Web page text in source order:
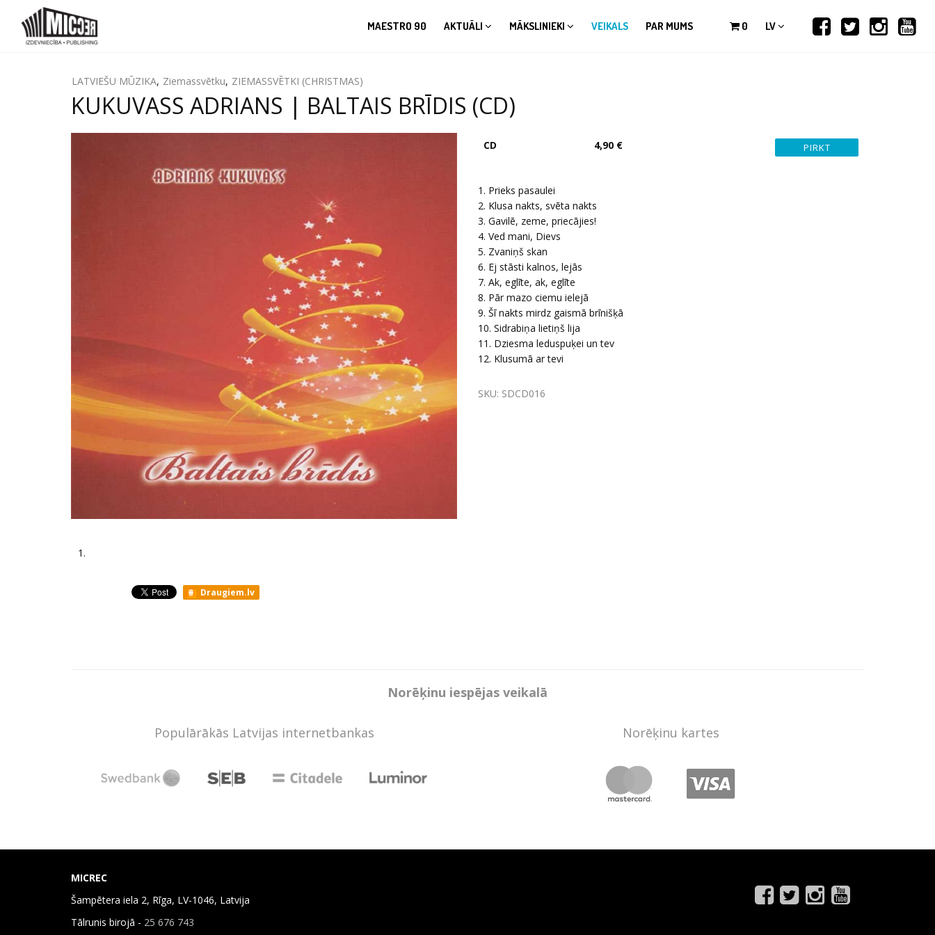
MAESTRO 90 AKTUĀLI MĀKSLINIEKI VEIKALS PAR MUMS 0 LV
LATVIEŠU MŪZIKA, Ziemassvētku, ZIEMASSVĒTKI (CHRISTMAS)
KUKUVASS ADRIANS | BALTAIS BRĪDIS (CD)
CD 4,90 €
1. Prieks pasaulei
2. Klusa nakts, svēta nakts
3. Gavilē, zeme, priecājies!
4. Ved mani, Dievs
5. Zvaniņš skan
6. Ej stāsti kalnos, lejās
7. Ak, eglīte, ak, eglīte
8. Pār mazo ciemu ielejā
9. Šī nakts mirdz gaismā brīnišķā
10. Sidrabiņa lietiņš lija
11. Dziesma leduspuķei un tev
12. Klusumā ar tevi
SKU: SDCD016
1.
Draugiem.lv
Norēķinu iespējas veikalā
Populārākās Latvijas internetbankas Norēķinu kartes
MICREC
Šampētera iela 2, Rīga, LV-1046, Latvija
Tālrunis birojā - 25 676 743